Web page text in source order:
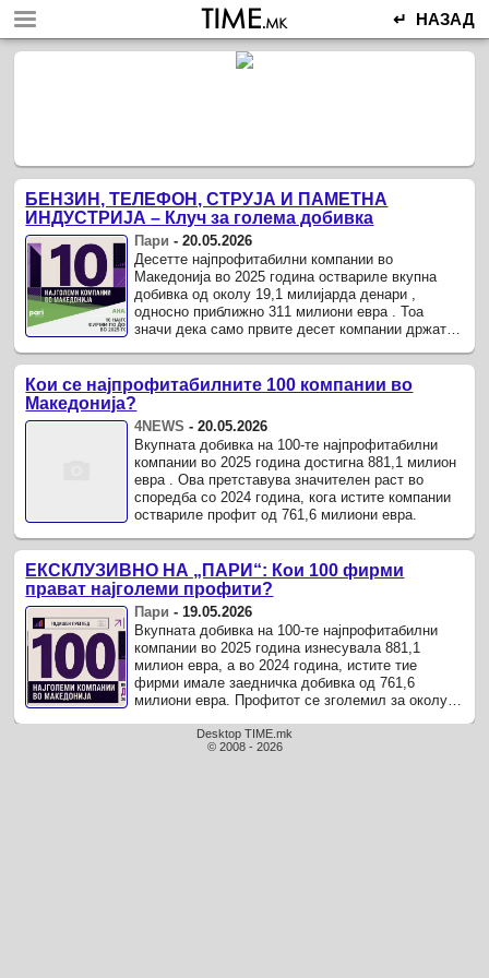
↵ НАЗАД
БЕНЗИН, ТЕЛЕФОН, СТРУЈА И ПАМЕТНА
ИНДУСТРИЈА – Клуч за голема добивка
Пари -20.05.2026
Десетте најпрофитабилни компании во
Македонија во 2025 година оствариле вкупна
добивка од околу 19,1 милијарда денари ,
односно приближно 311 милиони евра . Тоа
значи дека само првите десет компании држат
Кои се најпрофитабилните 100 компании во
Македонија?
4NEWS -20.05.2026
Вкупната добивка на 100-те најпрофитабилни
компании во 2025 година достигна 881,1 милион
евра . Ова претставува значителен раст во
споредба со 2024 година, кога истите компании
оствариле профит од 761,6 милиони евра.
ЕКСКЛУЗИВНО НА „ПАРИ“: Кои 100 фирми
прават најголеми профити?
Пари -19.05.2026
Вкупната добивка на 100-те најпрофитабилни
компании во 2025 година изнесувала 881,1
милион евра, а во 2024 година, истите тие
фирми имале заедничка добивка од 761,6
милиони евра. Профитот се зголемил за околу
Desktop TIME.mk
© 2008 - 2026